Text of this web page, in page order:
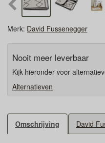
Merk: David Fussenegger
Nooit meer leverbaar
Kijk hieronder voor
Alternatieven
Omschrijving David